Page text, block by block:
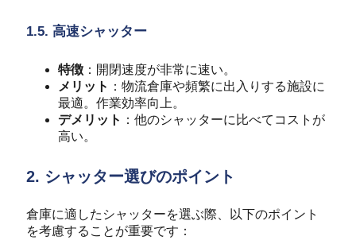
1.5. 高速シャッター
特徴：開閉速度が非常に速い。
メリット ：物流倉庫や頻繁に出入りする施設に
最適。作業効率向上。
デメリット ：他のシャッターに比べてコストが
高い。
2. シャッター選びのポイント
倉庫に適したシャッターを選ぶ際、以下のポイント
を考慮することが重要です：